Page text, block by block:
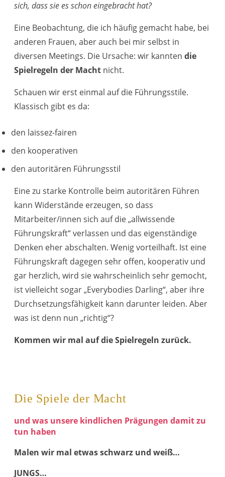
sich, dass sie es schon eingebracht hat?
Eine Beobachtung, die ich häufig gemacht habe, bei
anderen Frauen, aber auch bei mir selbst in
diversen Meetings. Die Ursache: wir kannten die
Spielregeln der Macht nicht.
Schauen wir erst einmal auf die Führungsstile.
Klassisch gibt es da:
den laissez-fairen
den kooperativen
den autoritären Führungsstil
Eine zu starke Kontrolle beim autoritären Führen
kann Widerstände erzeugen, so dass
Mitarbeiter/innen sich auf die „allwissende
Führungskraft“ verlassen und das eigenständige
Denken eher abschalten. Wenig vorteilhaft. Ist eine
Führungskraft dagegen sehr offen, kooperativ und
gar herzlich, wird sie wahrscheinlich sehr gemocht,
ist vielleicht sogar „Everybodies Darling“, aber ihre
Durchsetzungsfähigkeit kann darunter leiden. Aber
was ist denn nun „richtig“?
Kommen wir mal auf die Spielregeln zurück.
Die Spiele der Macht
und was unsere kindlichen Prägungen damit zu
tun haben
Malen wir mal etwas schwarz und weiß…
JUNGS…